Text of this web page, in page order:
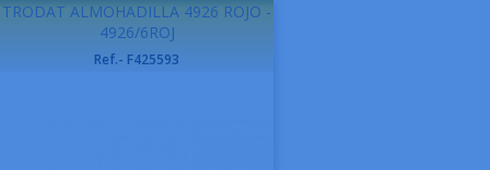
TRODAT ALMOHADILLA 4926 ROJO -
4926/6ROJ
Ref.- F425593